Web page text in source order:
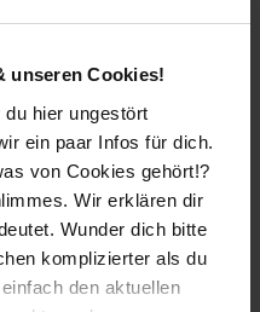
unseren Cookies!
hier ungestört
ein paar Infos für dich.
von Cookies gehört!?
Wir erklären dir
Wunder dich bitte
komplizierter als du
den aktuellen
GmbH & Co. KG